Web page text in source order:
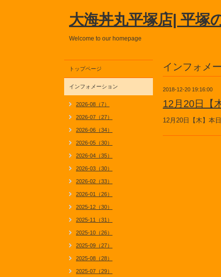
大海丼丸平塚店| 平塚
Welcome to our homepage
インフォメ
2018-12-20 19:16:00
12月20日【
12月20日【木】本
トップページ
インフォメーション
2026-08（7）
2026-07（27）
2026-06（34）
2026-05（30）
2026-04（35）
2026-03（30）
2026-02（33）
2026-01（26）
2025-12（30）
2025-11（31）
2025-10（26）
2025-09（27）
2025-08（28）
2025-07（29）